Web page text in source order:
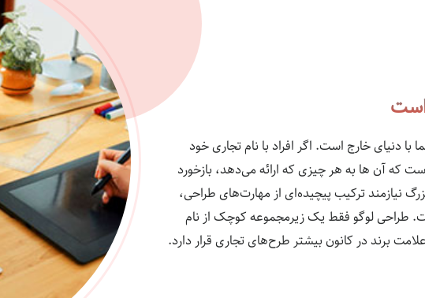
دنیای خارج است. اگر افراد با نام تجاری خود
است که آن‌ ها به هر چیزی که ارائه می‌دهد، بازخورد
نیازمند ترکیب پیچیده‌ای از مهارت‌های طراحی،
طراحی لوگو فقط یک زیرمجموعه کوچک از نام
برند در کانون بیشتر طرح‌های تجاری قرار دارد.